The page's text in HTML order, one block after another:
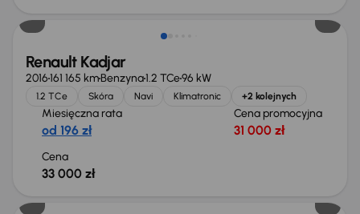
Renault Kadjar
2016161 165 kmBenzyna1.2 TCe96 kW
1.2 TCe Skóra Navi Klimatronic +2 kolejnych
Miesięczna rata
od 196 zł
Cena promocyjna
31 000 zł
Cena
33 000 zł